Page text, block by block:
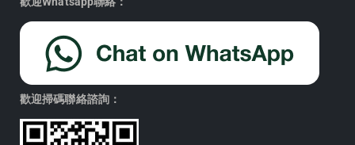
歡迎掃碼聯絡諮詢：